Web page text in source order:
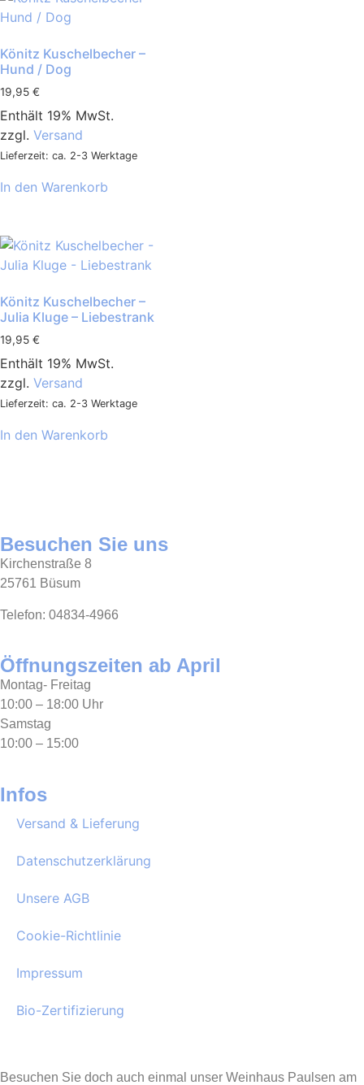
Könitz Kuschelbecher –
Hund / Dog
19,95 €
Enthält 19% MwSt.
zzgl. Versand
Lieferzeit: ca. 2-3 Werktage
In den Warenkorb
Könitz Kuschelbecher –
Julia Kluge – Liebestrank
19,95 €
Enthält 19% MwSt.
zzgl. Versand
Lieferzeit: ca. 2-3 Werktage
In den Warenkorb
Besuchen Sie uns
Kirchenstraße 8
25761 Büsum
Telefon: 04834-4966
Öffnungszeiten ab April
Montag- Freitag
10:00 – 18:00 Uhr
Samstag
10:00 – 15:00
Infos
Versand & Lieferung
Datenschutzerklärung
Unsere AGB
Cookie-Richtlinie
Impressum
Bio-Zertifizierung
Besuchen Sie doch auch einmal unser Weinhaus Paulsen am